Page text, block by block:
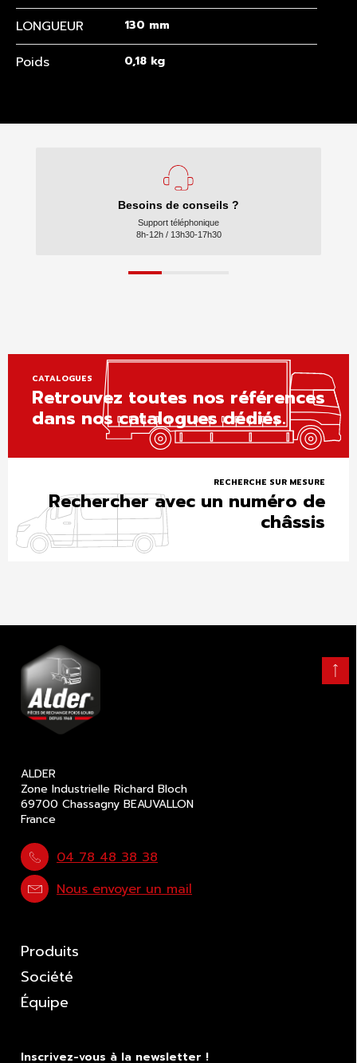
Besoins de conseils ?
Support téléphonique
8h-12h / 13h30-17h30
LONGUEUR 130 mm
Poids 0,18 kg
CATALOGUES
Retrouvez toutes nos références
dans nos catalogues dédiés.
RECHERCHE SUR MESURE
Rechercher avec un numéro de
châssis
Retour
haut
ALDER
Zone Industrielle Richard Bloch
69700 Chassagny BEAUVALLON
France
04 78 48 38 38
Nous envoyer un mail
Produits
Société
Équipe
Inscrivez-vous à la newsletter !